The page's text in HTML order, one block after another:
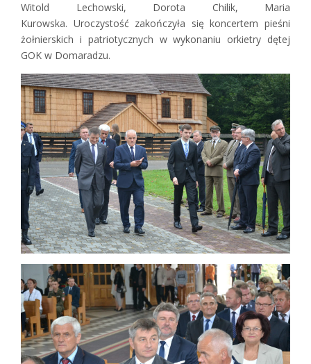
Witold Lechowski, Dorota Chilik, Maria
Kurowska. Uroczystość zakończyła się koncertem pieśni
żołnierskich i patriotycznych w wykonaniu orkietry dętej
GOK w Domaradzu.